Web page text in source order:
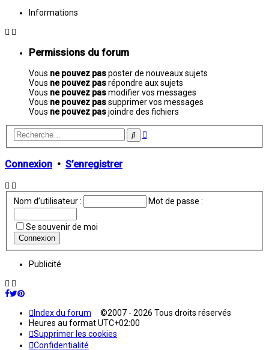
Informations
Permissions du forum
Vous ne pouvez pasposter de nouveaux sujets
Vous ne pouvez pasrépondre aux sujets
Vous ne pouvez pasmodifier vos messages
Vous ne pouvez passupprimer vos messages
Vous ne pouvez pasjoindre des fichiers
Rechercher
Recherche
Connexion • S’enregistrer
Nom d’utilisateur : Mot de passe :
Se souvenir de moi
Publicité
Index du forum ©2007 - 2026 Tous droits réservés
Heures au formatUTC+02:00
Supprimer les cookies
Confidentialité